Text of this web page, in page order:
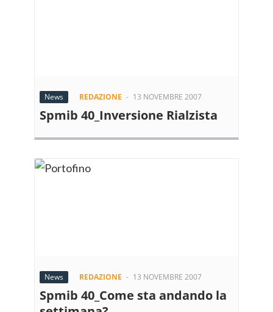
News REDAZIONE - 13 NOVEMBRE 2007
Spmib 40_Inversione Rialzista
News REDAZIONE - 13 NOVEMBRE 2007
Spmib 40_Come sta andando la